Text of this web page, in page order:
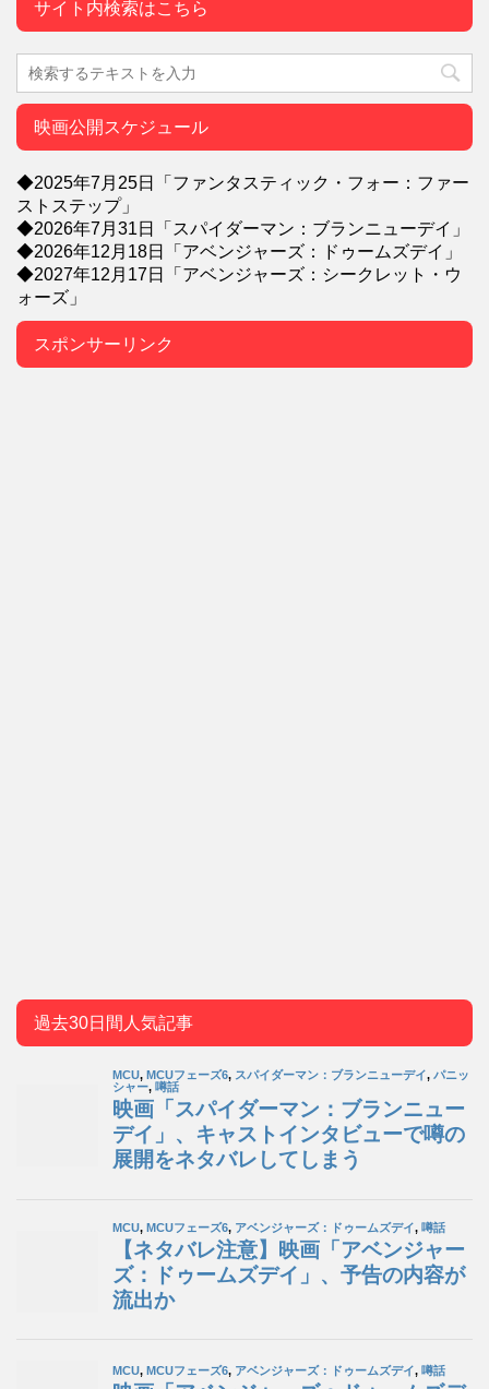
サイト内検索はこちら
映画公開スケジュール
◆2025年7月25日「ファンタスティック・フォー：ファー
ストステップ」
◆2026年7月31日「スパイダーマン：ブランニューデイ」
◆2026年12月18日「アベンジャーズ：ドゥームズデイ」
◆2027年12月17日「アベンジャーズ：シークレット・ウ
ォーズ」
スポンサーリンク
過去30日間人気記事